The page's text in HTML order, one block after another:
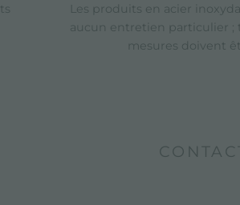
Les produits en acier
aucun entretien particulier ;
mesures doivent